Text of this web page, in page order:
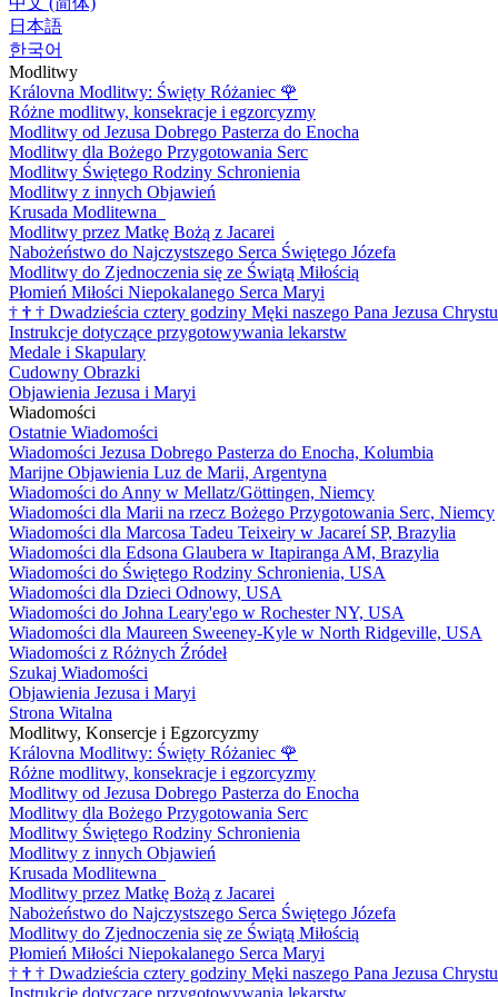
日本語
한국어
Modlitwy
Královna Modlitwy: Święty Różaniec 🌹
Różne modlitwy, konsekracje i egzorcyzmy
Modlitwy od Jezusa Dobrego Pasterza do Enocha
Modlitwy dla Bożego Przygotowania Serc
Modlitwy Świętego Rodziny Schronienia
Modlitwy z innych Objawień
Krusada Modlitewna
Modlitwy przez Matkę Bożą z Jacarei
Nabożeństwo do Najczystszego Serca Świętego Józefa
Modlitwy do Zjednoczenia się ze Świątą Miłością
Płomień Miłości Niepokalanego Serca Maryi
† † † Dwadzieścia cztery godziny Męki naszego Pana Jezusa
Instrukcje dotyczące przygotowywania lekarstw
Medale i Skapulary
Cudowny Obrazki
Objawienia Jezusa i Maryi
Wiadomości
Ostatnie Wiadomości
Wiadomości Jezusa Dobrego Pasterza do Enocha, Kolumbia
Marijne Objawienia Luz de Marii, Argentyna
Wiadomości do Anny w Mellatz/Göttingen, Niemcy
Wiadomości dla Marii na rzecz Bożego Przygotowania Serc, Niemcy
Wiadomości dla Marcosa Tadeu Teixeiry w Jacareí SP, Brazylia
Wiadomości dla Edsona Glaubera w Itapiranga AM, Brazylia
Wiadomości do Świętego Rodziny Schronienia, USA
Wiadomości dla Dzieci Odnowy, USA
Wiadomości do Johna Leary'ego w Rochester NY, USA
Wiadomości dla Maureen Sweeney-Kyle w North Ridgeville, USA
Wiadomości z Różnych Źródeł
Szukaj Wiadomości
Objawienia Jezusa i Maryi
Strona Witalna
Modlitwy, Konsercje i Egzorcyzmy
Královna Modlitwy: Święty Różaniec 🌹
Różne modlitwy, konsekracje i egzorcyzmy
Modlitwy od Jezusa Dobrego Pasterza do Enocha
Modlitwy dla Bożego Przygotowania Serc
Modlitwy Świętego Rodziny Schronienia
Modlitwy z innych Objawień
Krusada Modlitewna
Modlitwy przez Matkę Bożą z Jacarei
Nabożeństwo do Najczystszego Serca Świętego Józefa
Modlitwy do Zjednoczenia się ze Świątą Miłością
Płomień Miłości Niepokalanego Serca Maryi
† † † Dwadzieścia cztery godziny Męki naszego Pana Jezusa
Instrukcje dotyczące przygotowywania lekarstw